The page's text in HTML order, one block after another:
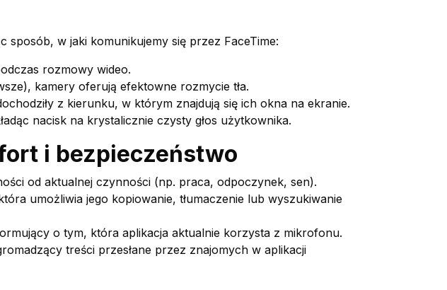
sposób, w jaki komunikujemy się przez FaceTime:
rozmowy wideo.
kamery oferują efektowne rozmycie tła.
z kierunku, w którym znajdują się ich okna na ekranie.
nacisk na krystalicznie czysty głos użytkownika.
i bezpieczeństwo
od aktualnej czynności (np. praca, odpoczynek, sen).
umożliwia jego kopiowanie, tłumaczenie lub wyszukiwanie
o tym, która aplikacja aktualnie korzysta z mikrofonu.
treści przesłane przez znajomych w aplikacji